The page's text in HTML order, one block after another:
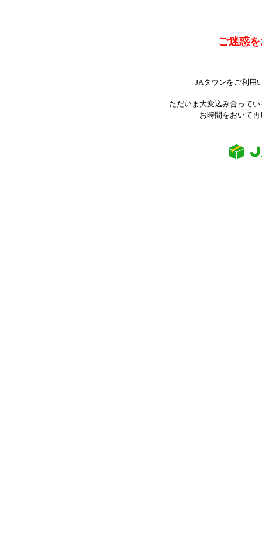
ご迷惑
JAタウンをご利用
ただいま大変込み合って
お時間をおいて